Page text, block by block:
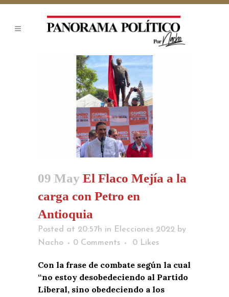
09 May El Flaco Mejía a la
carga con Petro en
Antioquia
Posted at 20:57h in Elecciones 2022 by
Nacho
0 Comments 0 Likes
Con la frase de combate según la cual
“no estoy desobedeciendo al Partido
Liberal, sino obedeciendo a los